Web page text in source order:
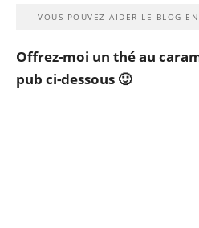
VOUS POUVEZ AIDER LE BLOG
Offrez-moi un thé au
pub ci-dessous 🙂